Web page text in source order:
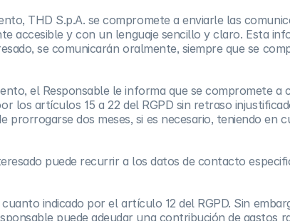
THD S.p.A. se compromete a enviarle las
accesible y con un lenguaje sencillo y claro. Esta
se comunicarán oralmente, siempre que se
el Responsable le informa que se compromete
los artículos 15 a 22 del RGPD sin retraso
dos meses, si es necesario, teniendo en
puede recurrir a los datos de contacto
indicado por el artículo 12 del RGPD. Sin
puede adeudar una contribución de gastos